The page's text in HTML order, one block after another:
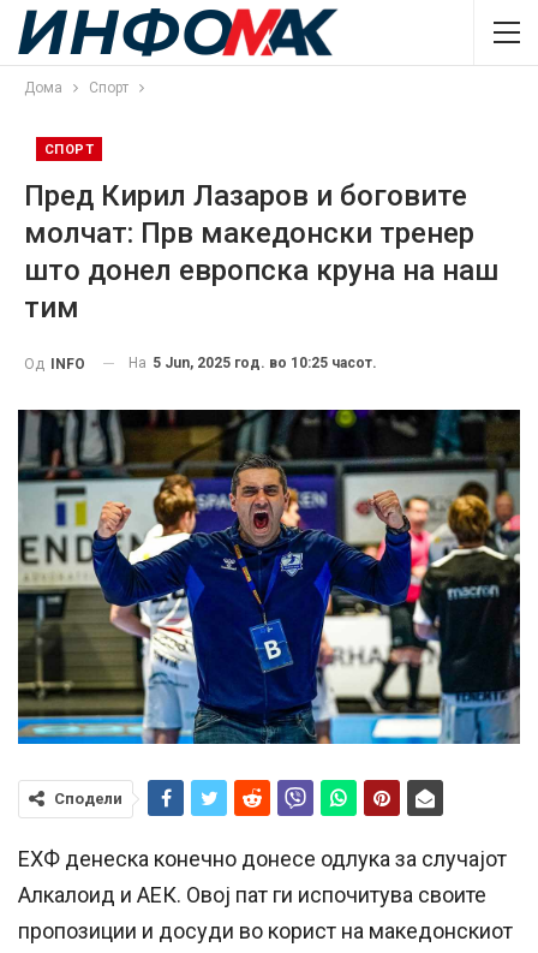
Дома Спорт
СПОРТ
Пред Кирил Лазаров и боговите
молчат: Прв македонски тренер
што донел европска круна на наш
тим
Од INFO На 5 Jun, 2025 год. во 10:25 часот.
Сподели
ЕХФ денеска конечно донесе одлука за случајот
Алкалоид и АЕК. Овој пат ги испочитува своите
пропозиции и досуди во корист на македонскиот